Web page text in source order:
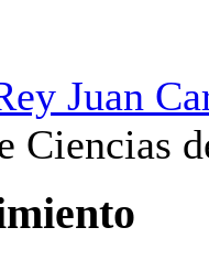
Juan
Ciencias